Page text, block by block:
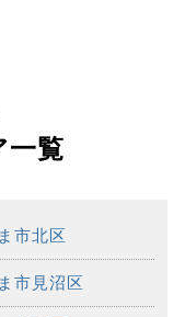
一覧
市北区
市見沼区